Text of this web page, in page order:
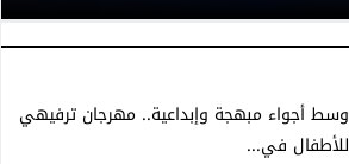
وسط أجواء مبهجة وإبداعية.. مهرجان ترفيهي
للأطفال في...